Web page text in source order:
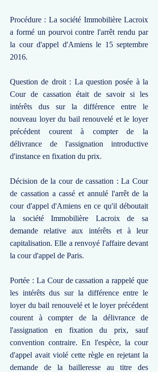
Procédure : La société Immobilière Lacroix
a formé un pourvoi contre l'arrêt rendu par
la cour d'appel d'Amiens le 15 septembre
2016.
Question de droit : La question posée à la
Cour de cassation était de savoir si les
intérêts dus sur la différence entre le
nouveau loyer du bail renouvelé et le loyer
précédent courent à compter de la
délivrance de l'assignation introductive
d'instance en fixation du prix.
Décision de la cour de cassation : La Cour
de cassation a cassé et annulé l'arrêt de la
cour d'appel d'Amiens en ce qu'il déboutait
la société Immobilière Lacroix de sa
demande relative aux intérêts et à leur
capitalisation. Elle a renvoyé l'affaire devant
la cour d'appel de Paris.
Portée : La Cour de cassation a rappelé que
les intérêts dus sur la différence entre le
loyer du bail renouvelé et le loyer précédent
courent à compter de la délivrance de
l'assignation en fixation du prix, sauf
convention contraire. En l'espèce, la cour
d'appel avait violé cette règle en rejetant la
demande de la bailleresse au titre des